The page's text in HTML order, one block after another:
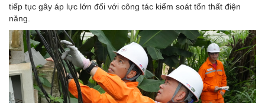
tiếp tục gây áp lực lớn đối với công tác kiểm soát tổn thất điện
năng.